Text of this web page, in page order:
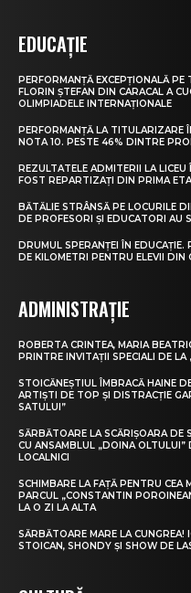
EDUCAȚIE
PERFORMANȚĂ EXCEPȚIONALĂ
FLORIN ȘTEFAN DIN CARACAL A
OLIMPIADELE INTERNAȚIONALE
PERFORMANȚĂ LA
NOTA 10. PESTE 46% DINTRE
REZULTATELE ADMITERII LA
FOST REPARTIZAȚI DIN PRIMA
BĂTĂLIE STRÂNSĂ PE LOCURILE
DE PROFESORI ȘI EDUCATORI AU
DRUMUL SPERANȚEI ÎN
DE KILOMETRI PENTRU ELEVII DIN
ADMINISTRAȚIE
ROBERTA CRINTEA, MARIA
PRINTRE INVITAȚII SPECIALI DE
STOICĂNEȘTIUL ÎMBRACĂ HAINE
ARTIȘTI DE TOP ȘI DISTRACȚIE
SATULUI”
SĂRBĂTOARE LA SCĂRIȘOARA DE
CU ANSAMBLUL „DOINA
LOCALNICI
SCHIMBARE LA FAȚĂ PENTRU CEA
PARCUL „CONSTANTIN
LA O ZI LA ALTA
SĂRBĂTOARE MARE LA CUNGREA!
STOICAN, SHONDY ȘI SHOW DE